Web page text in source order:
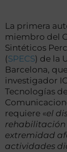
La primera
miembro del
Sintéticos
(SPECS) de la
Barcelona,
investigador
Tecnologías
requiere «el
rehabilitación
extremidad
actividades